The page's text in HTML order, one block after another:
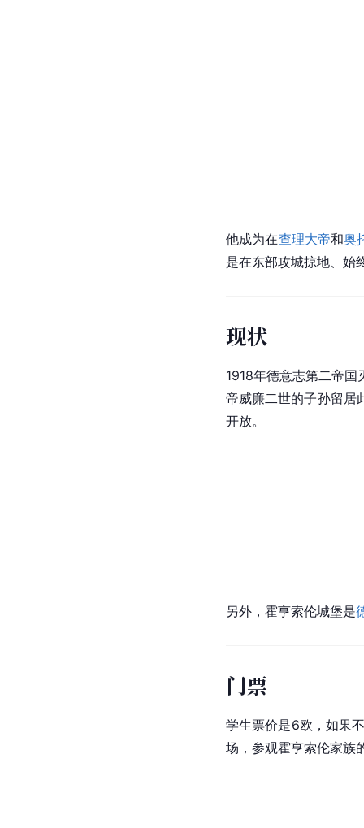
他成为在查理大帝和奥
是在东部攻城掠地、始
现状
1918年德意志第二帝国
帝威廉二世的子孙留居
开放。
另外，霍亨索伦城堡是
门票
学生票价是6欧，如果
场，参观霍亨索伦家族